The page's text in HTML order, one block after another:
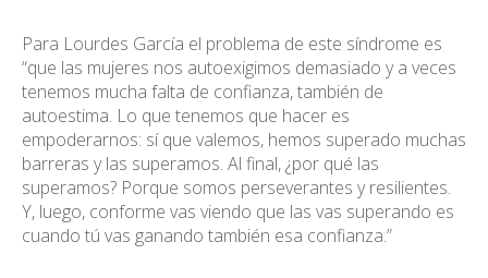
Para Lourdes García el problema de este síndrome es
“que las mujeres nos autoexigimos demasiado y a veces
tenemos mucha falta de confianza, también de
autoestima. Lo que tenemos que hacer es
empoderarnos: sí que valemos, hemos superado muchas
barreras y las superamos. Al final, ¿por qué las
superamos? Porque somos perseverantes y resilientes.
Y, luego, conforme vas viendo que las vas superando es
cuando tú vas ganando también esa confianza.”